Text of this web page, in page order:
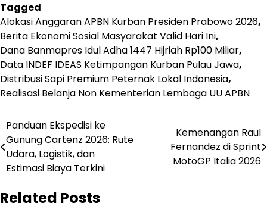
Tagged
Alokasi Anggaran APBN Kurban Presiden Prabowo 2026,
Berita Ekonomi Sosial Masyarakat Valid Hari Ini,
Dana Banmapres Idul Adha 1447 Hijriah Rp100 Miliar,
Data INDEF IDEAS Ketimpangan Kurban Pulau Jawa,
Distribusi Sapi Premium Peternak Lokal Indonesia,
Realisasi Belanja Non Kementerian Lembaga UU APBN
Navigasi
pos
Panduan Ekspedisi ke
Gunung Cartenz 2026: Rute
Udara, Logistik, dan
Estimasi Biaya Terkini
Kemenangan Raul
Fernandez di Sprint
MotoGP Italia 2026
Related Posts